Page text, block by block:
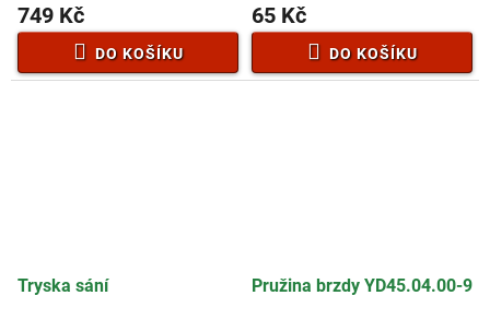
749 Kč
DO KOŠÍKU
65 Kč
DO KOŠÍKU
Tryska sání Pružina brzdy YD45.04.00-9